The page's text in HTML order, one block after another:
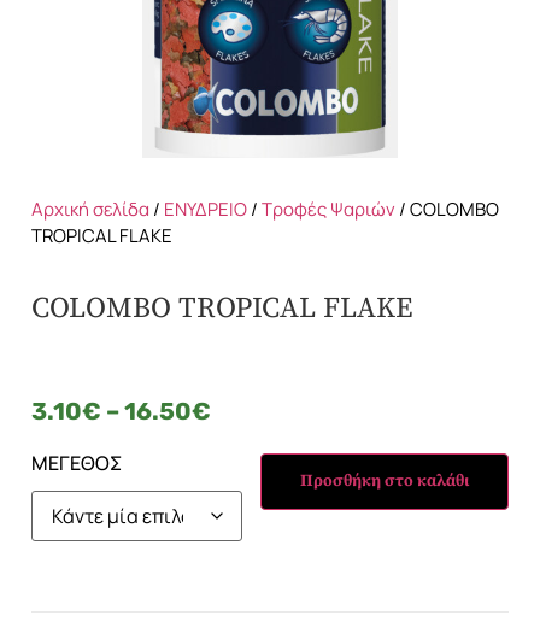
Αρχική σελίδα / ΕΝΥΔΡΕΙΟ/Τροφές Ψαριών / COLOMBO
TROPICAL FLAKE
COLOMBO TROPICAL FLAKE
3.10€ –16.50€
ΜΕΓΕΘΟΣ
Προσθήκη στο καλάθι